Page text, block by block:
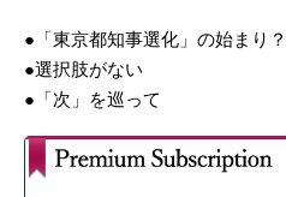
●「東京都知事選化」の始まり？
●選択肢がない
●「次」を巡って